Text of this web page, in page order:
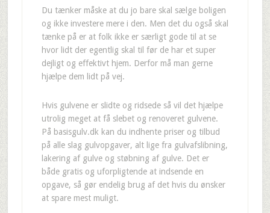
Du tænker måske at du jo bare skal sælge boligen
og ikke investere mere i den. Men det du også skal
tænke på er at folk ikke er særligt gode til at se
hvor lidt der egentlig skal til før de har et super
dejligt og effektivt hjem. Derfor må man gerne
hjælpe dem lidt på vej.
Hvis gulvene er slidte og ridsede så vil det hjælpe
utrolig meget at få slebet og renoveret gulvene.
På basisgulv.dk kan du indhente priser og tilbud
på alle slag gulvopgaver, alt lige fra gulvafslibning,
lakering af gulve og støbning af gulve. Det er
både gratis og uforpligtende at indsende en
opgave, så gør endelig brug af det hvis du ønsker
at spare mest muligt.